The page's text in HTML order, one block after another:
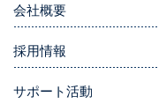
会社概要
採用情報
サポート活動